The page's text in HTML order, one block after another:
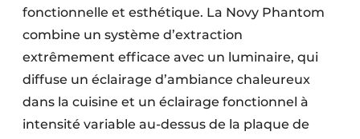
fonctionnelle et esthétique. La Novy Phantom
combine un système d’extraction
extrêmement efficace avec un luminaire, qui
diffuse un éclairage d’ambiance chaleureux
dans la cuisine et un éclairage fonctionnel à
intensité variable au-dessus de la plaque de